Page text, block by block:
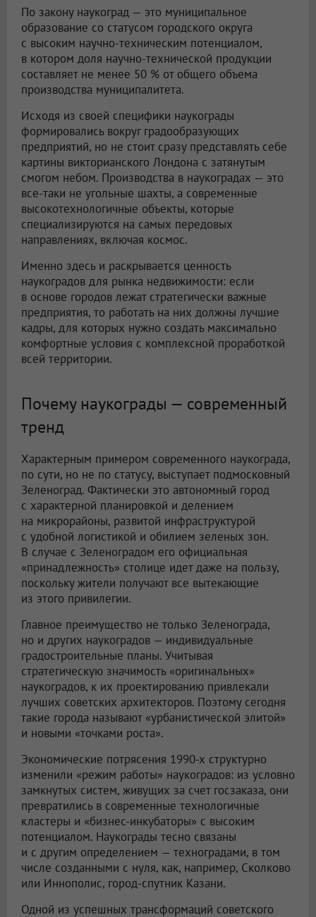
По закону наукоград — это муниципальное
образование со статусом городского округа
с высоким научно-техническим потенциалом,
в котором доля научно-технической продукции
составляет не менее 50 % от общего объема
производства муниципалитета.
Исходя из своей специфики наукограды
формировались вокруг градообразующих
предприятий, но не стоит сразу представлять себе
картины викторианского Лондона с затянутым
смогом небом. Производства в наукоградах — это
все-таки не угольные шахты, а современные
высокотехнологичные объекты, которые
специализируются на самых передовых
направлениях, включая космос.
Именно здесь и раскрывается ценность
наукоградов для рынка недвижимости: если
в основе городов лежат стратегически важные
предприятия, то работать на них должны лучшие
кадры, для которых нужно создать максимально
комфортные условия с комплексной проработкой
всей территории.
Почему наукограды — современный
тренд
Характерным примером современного наукограда,
по сути, но не по статусу, выступает подмосковный
Зеленоград. Фактически это автономный город
с характерной планировкой и делением
на микрорайоны, развитой инфраструктурой
с удобной логистикой и обилием зеленых зон.
В случае с Зеленоградом его официальная
«принадлежность» столице идет даже на пользу,
поскольку жители получают все вытекающие
из этого привилегии.
Главное преимущество не только Зеленограда,
но и других наукоградов — индивидуальные
градостроительные планы. Учитывая
стратегическую значимость «оригинальных»
наукоградов, к их проектированию привлекали
лучших советских архитекторов. Поэтому сегодня
такие города называют «урбанистической элитой»
и новыми «точками роста».
Экономические потрясения 1990-х структурно
изменили «режим работы» наукоградов: из условно
замкнутых систем, живущих за счет госзаказа, они
превратились в современные технологичные
кластеры и «бизнес-инкубаторы» с высоким
потенциалом. Наукограды тесно связаны
и с другим определением — техноградами, в том
числе созданными с нуля, как, например, Сколково
или Иннополис, город-спутник Казани.
Одной из успешных трансформаций советского